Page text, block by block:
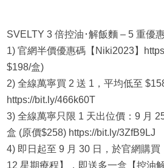
SVELTY 3 倍控油･解飯麵 – 5 重優
1) 官網半價優惠碼【Niki2023】
$198/盒)
2) 全線萬寧買 2 送 1，平均低至
https://bit.ly/466k60T
3) 全線萬寧只限 1 天出位價：9 月
盒 (原價$258) https://bit.ly/3ZfB9LJ
4) 即日起至 9 月 30 日，於官網購
12 星期療程】，即送多一盒【控油